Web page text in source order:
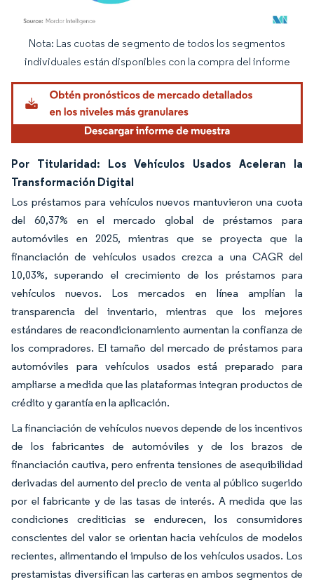
Imagen © Mordor Intelligence. El uso requiere atribución según CC BY 4.0.
Nota: Las cuotas de segmento de todos los segmentos
individuales están disponibles con la compra del informe
Por Titularidad: Los Vehículos Usados Aceleran la
Transformación Digital
Los préstamos para vehículos nuevos mantuvieron una cuota
del 60,37% en el mercado global de préstamos para
automóviles en 2025, mientras que se proyecta que la
financiación de vehículos usados crezca a una CAGR del
10,03%, superando el crecimiento de los préstamos para
vehículos nuevos. Los mercados en línea amplían la
transparencia del inventario, mientras que los mejores
estándares de reacondicionamiento aumentan la confianza de
los compradores. El tamaño del mercado de préstamos para
automóviles para vehículos usados está preparado para
ampliarse a medida que las plataformas integran productos de
crédito y garantía en la aplicación.
La financiación de vehículos nuevos depende de los incentivos
de los fabricantes de automóviles y de los brazos de
financiación cautiva, pero enfrenta tensiones de asequibilidad
derivadas del aumento del precio de venta al público sugerido
por el fabricante y de las tasas de interés. A medida que las
condiciones crediticias se endurecen, los consumidores
conscientes del valor se orientan hacia vehículos de modelos
recientes, alimentando el impulso de los vehículos usados. Los
prestamistas diversifican las carteras en ambos segmentos de